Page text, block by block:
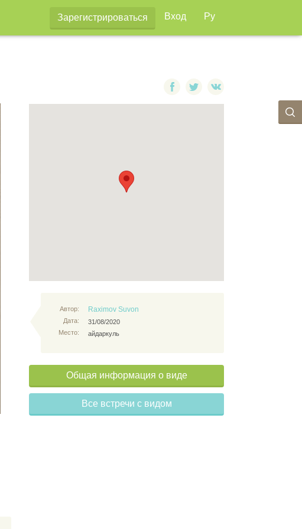
Зарегистрироваться Вход Ру
Автор:
Дата:
Место:
Raximov Suvon
31/08/2020
айдаркуль
Общая информация о виде
Все встречи с видом